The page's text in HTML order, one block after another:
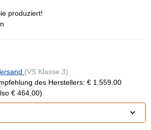
produziert!
(VS Klasse 3)
des Herstellers: € 1.559,00
€ 464,00)